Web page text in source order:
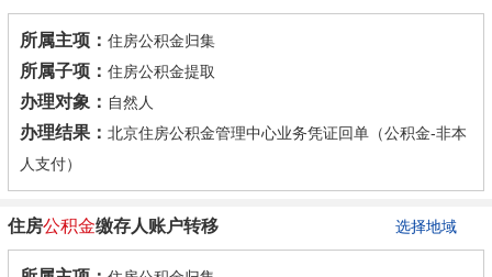
所属主项： 住房公积金归集
所属子项： 住房公积金提取
办理对象： 自然人
办理结果： 北京住房公积金管理中心业务凭证回单（公积金-非本
人支付）
选择地域
住房公积金缴存人账户转移